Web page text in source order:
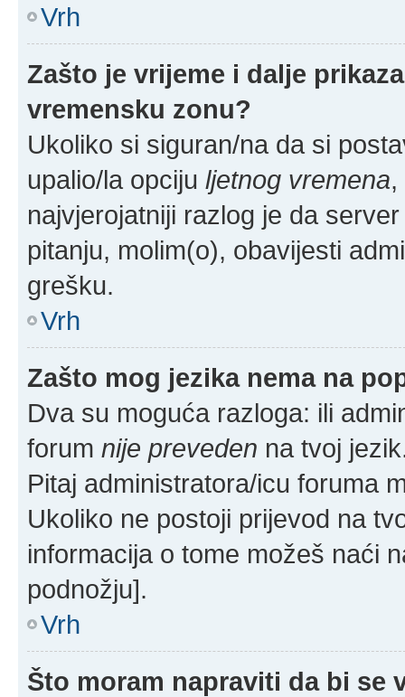
Vrh
Zašto je vrijeme i dalje
vremensku zonu?
Ukoliko si siguran/na da si
upalio/la opciju ljetnog vremena,
najvjerojatniji razlog je da
pitanju, molim(o), obavijesti
grešku.
Vrh
Zašto mog jezika nema na
Dva su moguća razloga: ili
forum nije preveden na tvoj
Pitaj administratora/icu foruma
Ukoliko ne postoji prijevod na
informacija o tome možeš naći
podnožju].
Vrh
Što moram napraviti da bi se